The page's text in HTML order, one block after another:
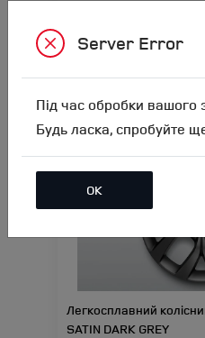
Ціна аксесуара
Легкосплавний
SATIN DARK GREY
Server Error
Під час обробки вашого
Будь ласка, спробуйте
ОК